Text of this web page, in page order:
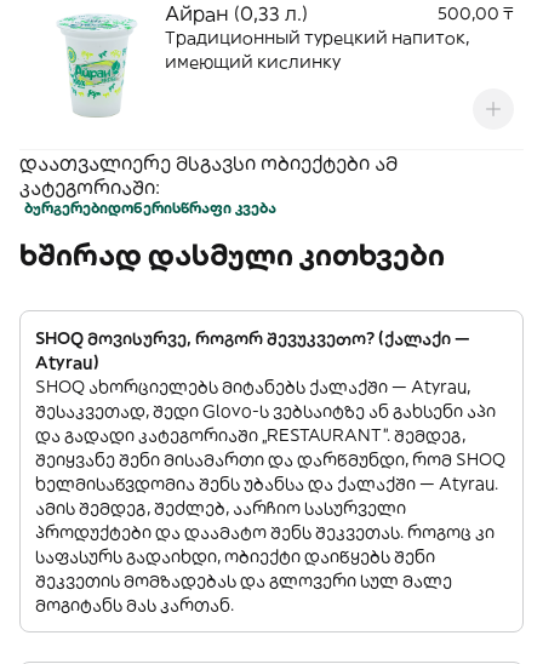
Айран (0,33 л.)
500,00 ₸
Традиционный турецкий напиток,
имеющий кислинку
დაათვალიერე მსგავსი ობიექტები ამ
კატეგორიაში:
ბურგერებიდონერისწრაფი კვება
ხშირად დასმული კითხვები
SHOQ მოვისურვე, როგორ შევუკვეთო? (ქალაქი —
Atyrau)
SHOQ ახორციელებს მიტანებს ქალაქში — Atyrau,
შესაკვეთად, შედი Glovo-ს ვებსაიტზე ან გახსენი აპი
და გადადი კატეგორიაში „RESTAURANT”. შემდეგ,
შეიყვანე შენი მისამართი და დარწმუნდი, რომ SHOQ
ხელმისაწვდომია შენს უბანსა და ქალაქში — Atyrau.
ამის შემდეგ, შეძლებ, აარჩიო სასურველი
პროდუქტები და დაამატო შენს შეკვეთას. როგოც კი
საფასურს გადაიხდი, ობიექტი დაიწყებს შენი
შეკვეთის მომზადებას და გლოვერი სულ მალე
მოგიტანს მას კართან.